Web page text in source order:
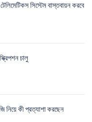
সিস্টেম বাস্তবায়ন করবে
চালু
নিয়ে কী প্রত্যাশা করছেন